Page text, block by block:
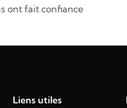
ont fait confiance
Liens utiles